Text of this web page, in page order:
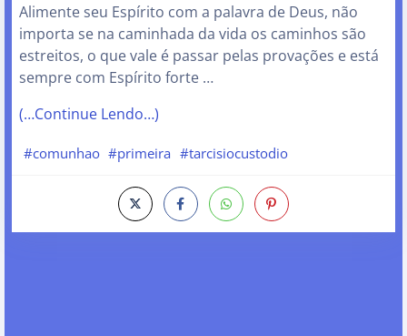
Alimente seu Espírito com a palavra de Deus, não
importa se na caminhada da vida os caminhos são
estreitos, o que vale é passar pelas provações e está
sempre com Espírito forte …
(…Continue Lendo…)
#comunhao #primeira #tarcisiocustodio